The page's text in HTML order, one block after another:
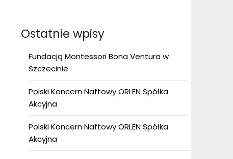
Ostatnie wpisy
Fundacją Montessori Bona Ventura w
Szczecinie
Polski Koncern Naftowy ORLEN Spółka
Akcyjna
Polski Koncern Naftowy ORLEN Spółka
Akcyjna